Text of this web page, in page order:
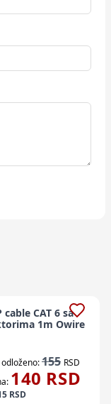
cable CAT 6 sa
1m Owire
155 RSD
140 RSD
RSD